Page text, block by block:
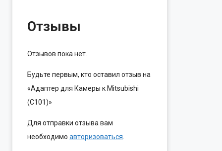
Отзывы
Отзывов пока нет.
Будьте первым, кто оставил отзыв на
«Адаптер для Камеры к Mitsubishi
(C101)»
Для отправки отзыва вам
необходимо авторизоваться